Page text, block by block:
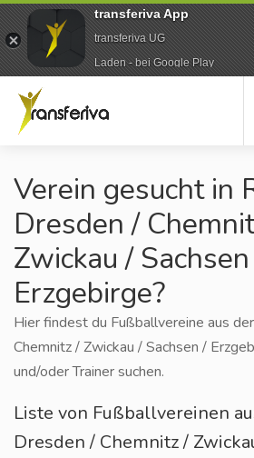
Verein gesucht in
Dresden /
Zwickau /
Erzgebirge?
Hier findest du Fußballvereine aus
Chemnitz / Zwickau / Sachsen /
und/oder Trainer suchen.
Liste von Fußballvereinen
Dresden / Chemnitz /
transferiva App
transferiva UG
Laden - bei Google Play